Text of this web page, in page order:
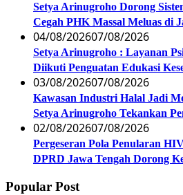
Setya Arinugroho Dorong
Cegah PHK Massal Meluas di
04/08/202607/08/2026
Setya Arinugroho : Layanan
Diikuti Penguatan Edukasi
03/08/202607/08/2026
Kawasan Industri Halal Jadi
Setya Arinugroho Tekankan
02/08/202607/08/2026
Pergeseran Pola Penularan
DPRD Jawa Tengah Dorong
Popular Post